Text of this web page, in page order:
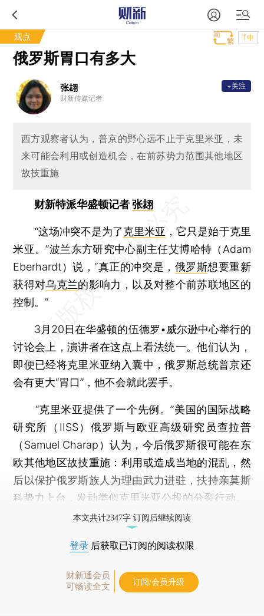
观点 T中
俄罗斯胃口有多大
张翃
财新传媒记者
+关注
西方观察者认为，普京的野心远不止于克里米亚，未
来可能会利用或创造机会，在前苏势力范围其他地区
故技重施
财新特派华盛顿记者张翃
“这场冲突不是为了克里米亚 ，它只是始于克里
米亚。”波兰东方研究中心副主任艾博哈特（Adam
Eberhardt）说，“真正的冲突是， 俄罗斯想要重新
获得对乌克兰的影响力，以及对整个前苏联地区的
控制。”
3月20日在华盛顿的伍德罗•威尔逊中心举行的
讨论会上，演讲者在这点上看法统一。他们认为，
即便已经将克里米亚纳入囊中，俄罗斯总统普京还
会有更大“胃口”，他不会就此罢手。
“克里米亚提供了一个先例。”美国的国际战略
研究所（IISS）俄罗斯与欧亚高级研究员查拉普
（Samuel Charap）认为，今后俄罗斯很可能在东
欧其他地区故技重施：利用或造成当地的混乱，然
后以保护俄罗斯族人为理由武力进驻，扶持亲莫斯
科势力上台，发动类似克里米亚公投的分裂行动。
本文共计2347字 订阅后继续阅读
登录 后获取已订阅的阅读权限
财新通会员
可畅读全文
订阅/会员升级